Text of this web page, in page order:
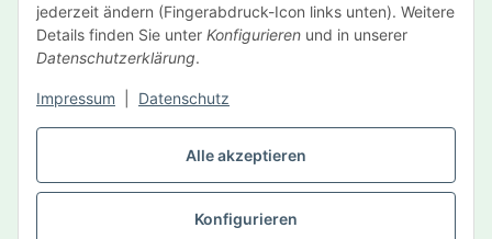
Alle akzeptieren
Konfigurieren
jederzeit ändern (Fingerabdruck-Icon links unten). Weitere
Details finden Sie unter Konfigurieren und in unserer
Datenschutzerklärung.
Impressum Datenschutz
Hersteller
Vertrag widerrufen